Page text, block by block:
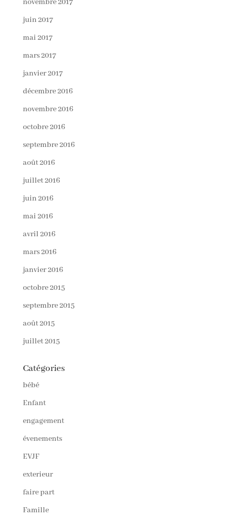
novembre 2017
juin 2017
mai 2017
mars 2017
janvier 2017
décembre 2016
novembre 2016
octobre 2016
septembre 2016
août 2016
juillet 2016
juin 2016
mai 2016
avril 2016
mars 2016
janvier 2016
octobre 2015
septembre 2015
août 2015
juillet 2015
Catégories
bébé
Enfant
engagement
évenements
EVJF
exterieur
faire part
Famille